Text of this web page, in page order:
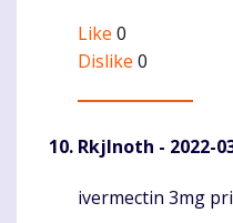
Like 0
Dislike 0
RkjInoth - 2022-
Komentaras
ivermectin 3mg